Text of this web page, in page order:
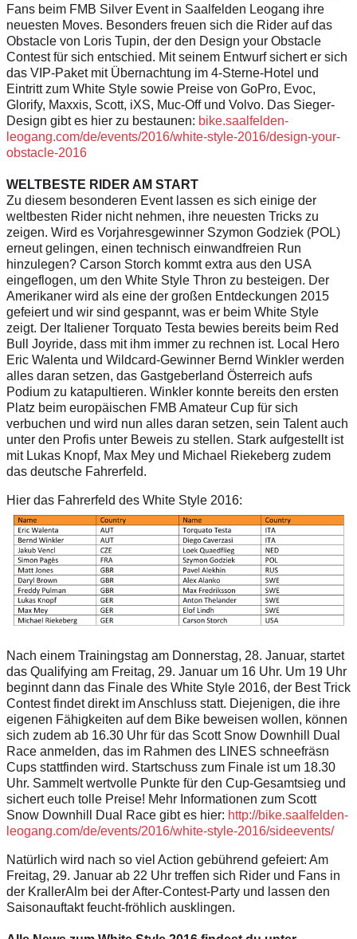
Fans beim FMB Silver Event in Saalfelden Leogang ihre
neuesten Moves. Besonders freuen sich die Rider auf das
Obstacle von Loris Tupin, der den Design your Obstacle
Contest für sich entschied. Mit seinem Entwurf sichert er sich
das VIP-Paket mit Übernachtung im 4-Sterne-Hotel und
Eintritt zum White Style sowie Preise von GoPro, Evoc,
Glorify, Maxxis, Scott, iXS, Muc-Off und Volvo. Das Sieger-
Design gibt es hier zu bestaunen: bike.saalfelden-
leogang.com/de/events/2016/white-style-2016/design-your-
obstacle-2016
WELTBESTE RIDER AM START
Zu diesem besonderen Event lassen es sich einige der
weltbesten Rider nicht nehmen, ihre neuesten Tricks zu
zeigen. Wird es Vorjahresgewinner Szymon Godziek (POL)
erneut gelingen, einen technisch einwandfreien Run
hinzulegen? Carson Storch kommt extra aus den USA
eingeflogen, um den White Style Thron zu besteigen. Der
Amerikaner wird als eine der großen Entdeckungen 2015
gefeiert und wir sind gespannt, was er beim White Style
zeigt. Der Italiener Torquato Testa bewies bereits beim Red
Bull Joyride, dass mit ihm immer zu rechnen ist. Local Hero
Eric Walenta und Wildcard-Gewinner Bernd Winkler werden
alles daran setzen, das Gastgeberland Österreich aufs
Podium zu katapultieren. Winkler konnte bereits den ersten
Platz beim europäischen FMB Amateur Cup für sich
verbuchen und wird nun alles daran setzen, sein Talent auch
unter den Profis unter Beweis zu stellen. Stark aufgestellt ist
mit Lukas Knopf, Max Mey und Michael Riekeberg zudem
das deutsche Fahrerfeld.
Hier das Fahrerfeld des White Style 2016:
Nach einem Trainingstag am Donnerstag, 28. Januar, startet
das Qualifying am Freitag, 29. Januar um 16 Uhr. Um 19 Uhr
beginnt dann das Finale des White Style 2016, der Best Trick
Contest findet direkt im Anschluss statt. Diejenigen, die ihre
eigenen Fähigkeiten auf dem Bike beweisen wollen, können
sich zudem ab 16.30 Uhr für das Scott Snow Downhill Dual
Race anmelden, das im Rahmen des LINES schneefräsn
Cups stattfinden wird. Startschuss zum Finale ist um 18.30
Uhr. Sammelt wertvolle Punkte für den Cup-Gesamtsieg und
sichert euch tolle Preise! Mehr Informationen zum Scott
Snow Downhill Dual Race gibt es hier: http://bike.saalfelden-
leogang.com/de/events/2016/white-style-2016/sideevents/
Natürlich wird nach so viel Action gebührend gefeiert: Am
Freitag, 29. Januar ab 22 Uhr treffen sich Rider und Fans in
der KrallerAlm bei der After-Contest-Party und lassen den
Saisonauftakt feucht-fröhlich ausklingen.